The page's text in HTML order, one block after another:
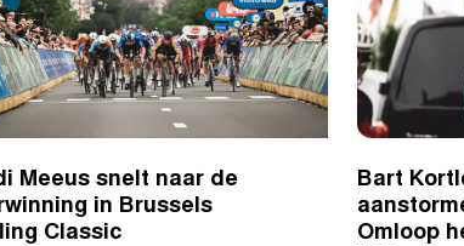
Meeus snelt naar de
in Brussels
Classic
Bart
Omloop